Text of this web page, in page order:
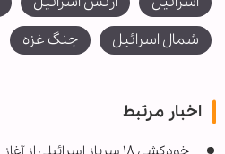
شمال اسرائیل
جنگ غزه
اخبار مرتبط